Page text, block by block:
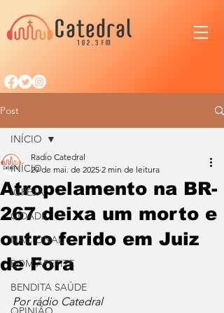
Post
INÍCIO
IGREJA
CIDADE
NACIONAL
BOM APETITE
BENDITA SAÚDE
INÍCIO
Atropelamento na BR-
267 deixa um morto e
outro ferido em Juiz
de Fora
Radio Catedral
29 de mai. de 2025 2 min de leitura
Por rádio Catedral